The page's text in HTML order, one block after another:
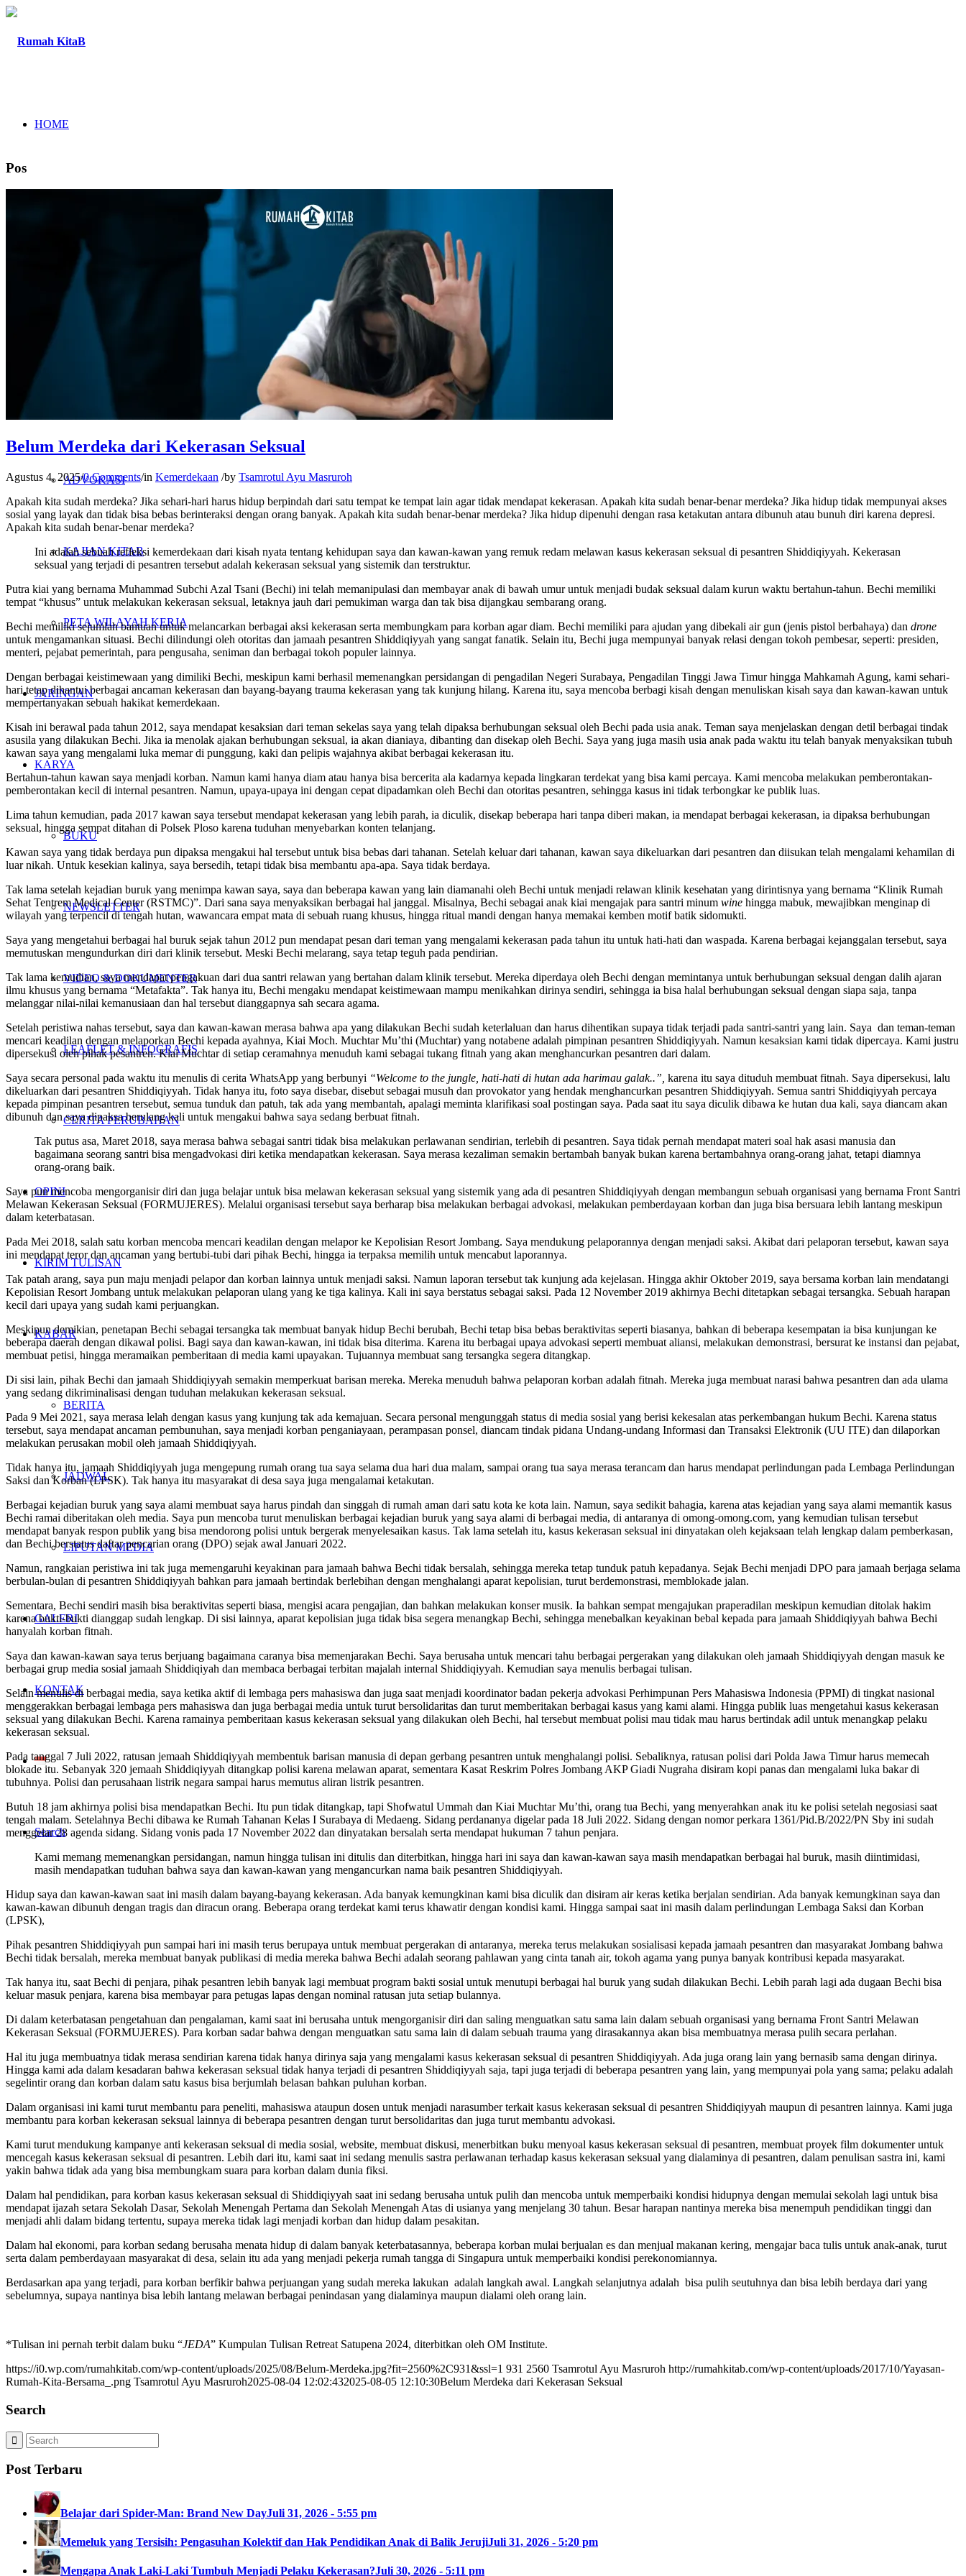
HOME
PROGRAM
ADVOKASI
KAJIAN KITAB
PETA WILAYAH KERJA
JARINGAN
KARYA
BUKU
NEWSLETTER
VIDEO & DOKUMENTER
LEAFLET & INFOGRAFIS
CERITA PERUBAHAN
OPINI
KIRIM TULISAN
KABAR
BERITA
JADWAL
LIPUTAN MEDIA
GALERI
KONTAK
Search
Pos
Belum Merdeka dari Kekerasan Seksual
Agustus 4, 2025/0 Comments/in Kemerdekaan /by Tsamrotul Ayu Masruroh
Apakah kita sudah merdeka? Jika sehari-hari harus hidup berpindah dari satu tempat ke tempat lain agar tidak mendapat kekerasan. Apakah kita sudah benar-benar merdeka? Jika hidup tidak mempunyai akses
sosial yang layak dan tidak bisa bebas berinteraksi dengan orang banyak. Apakah kita sudah benar-benar merdeka? Jika hidup dipenuhi dengan rasa ketakutan antara dibunuh atau bunuh diri karena depresi.
Apakah kita sudah benar-benar merdeka?
Ini adalah sebuah refleksi kemerdekaan dari kisah nyata tentang kehidupan saya dan kawan-kawan yang remuk redam melawan kasus kekerasan seksual di pesantren Shiddiqiyyah. Kekerasan
seksual yang terjadi di pesantren tersebut adalah kekerasan seksual yang sistemik dan terstruktur.
Putra kiai yang bernama Muhammad Subchi Azal Tsani (Bechi) ini telah memanipulasi dan membayar anak di bawah umur untuk menjadi budak seksual dalam kurun waktu bertahun-tahun. Bechi memiliki
tempat “khusus” untuk melakukan kekerasan seksual, letaknya jauh dari pemukiman warga dan tak bisa dijangkau sembarang orang.
Bechi memiliki sejumlah bantuan untuk melancarkan berbagai aksi kekerasan serta membungkam para korban agar diam. Bechi memiliki para ajudan yang dibekali air gun (jenis pistol berbahaya) dan drone
untuk mengamankan situasi. Bechi dilindungi oleh otoritas dan jamaah pesantren Shiddiqiyyah yang sangat fanatik. Selain itu, Bechi juga mempunyai banyak relasi dengan tokoh pembesar, seperti: presiden,
menteri, pejabat pemerintah, para pengusaha, seniman dan berbagai tokoh populer lainnya.
Dengan berbagai keistimewaan yang dimiliki Bechi, meskipun kami berhasil memenangkan persidangan di pengadilan Negeri Surabaya, Pengadilan Tinggi Jawa Timur hingga Mahkamah Agung, kami sehari-
hari tetap dihantui berbagai ancaman kekerasan dan bayang-bayang trauma kekerasan yang tak kunjung hilang. Karena itu, saya mencoba berbagi kisah dengan menuliskan kisah saya dan kawan-kawan untuk
mempertanyakan sebuah hakikat kemerdekaan.
Kisah ini berawal pada tahun 2012, saya mendapat kesaksian dari teman sekelas saya yang telah dipaksa berhubungan seksual oleh Bechi pada usia anak. Teman saya menjelaskan dengan detil berbagai tindak
asusila yang dilakukan Bechi. Jika ia menolak ajakan berhubungan seksual, ia akan dianiaya, dibanting dan disekap oleh Bechi. Saya yang juga masih usia anak pada waktu itu telah banyak menyaksikan tubuh
kawan saya yang mengalami luka memar di punggung, kaki dan pelipis wajahnya akibat berbagai kekerasan itu.
Bertahun-tahun kawan saya menjadi korban. Namun kami hanya diam atau hanya bisa bercerita ala kadarnya kepada lingkaran terdekat yang bisa kami percaya. Kami mencoba melakukan pemberontakan-
pemberontakan kecil di internal pesantren. Namun, upaya-upaya ini dengan cepat dipadamkan oleh Bechi dan otoritas pesantren, sehingga kasus ini tidak terbongkar ke publik luas.
Lima tahun kemudian, pada 2017 kawan saya tersebut mendapat kekerasan yang lebih parah, ia diculik, disekap beberapa hari tanpa diberi makan, ia mendapat berbagai kekerasan, ia dipaksa berhubungan
seksual, hingga sempat ditahan di Polsek Ploso karena tuduhan menyebarkan konten telanjang.
Kawan saya yang tidak berdaya pun dipaksa mengakui hal tersebut untuk bisa bebas dari tahanan. Setelah keluar dari tahanan, kawan saya dikeluarkan dari pesantren dan diisukan telah mengalami kehamilan di
luar nikah. Untuk kesekian kalinya, saya bersedih, tetapi tidak bisa membantu apa-apa. Saya tidak berdaya.
Tak lama setelah kejadian buruk yang menimpa kawan saya, saya dan beberapa kawan yang lain diamanahi oleh Bechi untuk menjadi relawan klinik kesehatan yang dirintisnya yang bernama “Klinik Rumah
Sehat Tentrem Medical Center (RSTMC)”. Dari sana saya menyaksikan berbagai hal janggal. Misalnya, Bechi sebagai anak kiai mengajak para santri minum wine hingga mabuk, mewajibkan menginap di
wilayah yang terpencil di tengah hutan, wawancara empat mata di sebuah ruang khusus, hingga ritual mandi dengan hanya memakai kemben motif batik sidomukti.
Saya yang mengetahui berbagai hal buruk sejak tahun 2012 pun mendapat pesan dari teman yang mengalami kekerasan pada tahun itu untuk hati-hati dan waspada. Karena berbagai kejanggalan tersebut, saya
memutuskan mengundurkan diri dari klinik tersebut. Meski Bechi melarang, saya tetap teguh pada pendirian.
Tak lama kemudian, saya mendapat pengakuan dari dua santri relawan yang bertahan dalam klinik tersebut. Mereka diperdaya oleh Bechi dengan memintanya untuk berhubungan seksual dengan dalih ajaran
ilmu khusus yang bernama “Metafakta”. Tak hanya itu, Bechi mengaku mendapat keistimewaan mampu menikahkan dirinya sendiri, sehingga ia bisa halal berhubungan seksual dengan siapa saja, tanpa
melanggar nilai-nilai kemanusiaan dan hal tersebut dianggapnya sah secara agama.
Setelah peristiwa nahas tersebut, saya dan kawan-kawan merasa bahwa apa yang dilakukan Bechi sudah keterlaluan dan harus dihentikan supaya tidak terjadi pada santri-santri yang lain. Saya dan teman-teman
mencari keadilan dengan melaporkan Bechi kepada ayahnya, Kiai Moch. Muchtar Mu’thi (Muchtar) yang notabene adalah pimpinan pesantren Shiddiqiyyah. Namun kesaksian kami tidak dipercaya. Kami justru
dipersekusi oleh pihak pesantren. Kiai Muchtar di setiap ceramahnya menuduh kami sebagai tukang fitnah yang akan menghancurkan pesantren dari dalam.
Saya secara personal pada waktu itu menulis di cerita WhatsApp yang berbunyi “Welcome to the jungle, hati-hati di hutan ada harimau galak..”, karena itu saya dituduh membuat fitnah. Saya dipersekusi, lalu
dikeluarkan dari pesantren Shiddiqiyyah. Tidak hanya itu, foto saya disebar, disebut sebagai musuh dan provokator yang hendak menghancurkan pesantren Shiddiqiyyah. Semua santri Shiddiqiyyah percaya
kepada pimpinan pesantren tersebut, semua tunduk dan patuh, tak ada yang membantah, apalagi meminta klarifikasi soal postingan saya. Pada saat itu saya diculik dibawa ke hutan dua kali, saya diancam akan
dibunuh dan saya dipaksa berulang kali untuk mengakui bahwa saya sedang berbuat fitnah.
Tak putus asa, Maret 2018, saya merasa bahwa sebagai santri tidak bisa melakukan perlawanan sendirian, terlebih di pesantren. Saya tidak pernah mendapat materi soal hak asasi manusia dan
bagaimana seorang santri bisa mengadvokasi diri ketika mendapatkan kekerasan. Saya merasa kezaliman semakin bertambah banyak bukan karena bertambahnya orang-orang jahat, tetapi diamnya
orang-orang baik.
Saya pun mencoba mengorganisir diri dan juga belajar untuk bisa melawan kekerasan seksual yang sistemik yang ada di pesantren Shiddiqiyyah dengan membangun sebuah organisasi yang bernama Front Santri
Melawan Kekerasan Seksual (FORMUJERES). Melalui organisasi tersebut saya berharap bisa melakukan berbagai advokasi, melakukan pemberdayaan korban dan juga bisa bersuara lebih lantang meskipun
dalam keterbatasan.
Pada Mei 2018, salah satu korban mencoba mencari keadilan dengan melapor ke Kepolisian Resort Jombang. Saya mendukung pelaporannya dengan menjadi saksi. Akibat dari pelaporan tersebut, kawan saya
ini mendapat teror dan ancaman yang bertubi-tubi dari pihak Bechi, hingga ia terpaksa memilih untuk mencabut laporannya.
Tak patah arang, saya pun maju menjadi pelapor dan korban lainnya untuk menjadi saksi. Namun laporan tersebut tak kunjung ada kejelasan. Hingga akhir Oktober 2019, saya bersama korban lain mendatangi
Kepolisian Resort Jombang untuk melakukan pelaporan ulang yang ke tiga kalinya. Kali ini saya berstatus sebagai saksi. Pada 12 November 2019 akhirnya Bechi ditetapkan sebagai tersangka. Sebuah harapan
kecil dari upaya yang sudah kami perjuangkan.
Meskipun demikian, penetapan Bechi sebagai tersangka tak membuat banyak hidup Bechi berubah, Bechi tetap bisa bebas beraktivitas seperti biasanya, bahkan di beberapa kesempatan ia bisa kunjungan ke
beberapa daerah dengan dikawal polisi. Bagi saya dan kawan-kawan, ini tidak bisa diterima. Karena itu berbagai upaya advokasi seperti membuat aliansi, melakukan demonstrasi, bersurat ke instansi dan pejabat,
membuat petisi, hingga meramaikan pemberitaan di media kami upayakan. Tujuannya membuat sang tersangka segera ditangkap.
Di sisi lain, pihak Bechi dan jamaah Shiddiqiyyah semakin memperkuat barisan mereka. Mereka menuduh bahwa pelaporan korban adalah fitnah. Mereka juga membuat narasi bahwa pesantren dan ada ulama
yang sedang dikriminalisasi dengan tuduhan melakukan kekerasan seksual.
Pada 9 Mei 2021, saya merasa lelah dengan kasus yang kunjung tak ada kemajuan. Secara personal mengunggah status di media sosial yang berisi kekesalan atas perkembangan hukum Bechi. Karena status
tersebut, saya mendapat ancaman pembunuhan, saya menjadi korban penganiayaan, perampasan ponsel, diancam tindak pidana Undang-undang Informasi dan Transaksi Elektronik (UU ITE) dan dilaporkan
melakukan perusakan mobil oleh jamaah Shiddiqiyyah.
Tidak hanya itu, jamaah Shiddiqiyyah juga mengepung rumah orang tua saya selama dua hari dua malam, sampai orang tua saya merasa terancam dan harus mendapat perlindungan pada Lembaga Perlindungan
Saksi dan Korban (LPSK). Tak hanya itu masyarakat di desa saya juga mengalamai ketakutan.
Berbagai kejadian buruk yang saya alami membuat saya harus pindah dan singgah di rumah aman dari satu kota ke kota lain. Namun, saya sedikit bahagia, karena atas kejadian yang saya alami memantik kasus
Bechi ramai diberitakan oleh media. Saya pun mencoba turut menuliskan berbagai kejadian buruk yang saya alami di berbagai media, di antaranya di omong-omong.com, yang kemudian tulisan tersebut
mendapat banyak respon publik yang bisa mendorong polisi untuk bergerak menyelesaikan kasus. Tak lama setelah itu, kasus kekerasan seksual ini dinyatakan oleh kejaksaan telah lengkap dalam pemberkasan,
dan Bechi berstatus daftar pencarian orang (DPO) sejak awal Januari 2022.
Namun, rangkaian peristiwa ini tak juga memengaruhi keyakinan para jamaah bahwa Bechi tidak bersalah, sehingga mereka tetap tunduk patuh kepadanya. Sejak Bechi menjadi DPO para jamaah berjaga selama
berbulan-bulan di pesantren Shiddiqiyyah bahkan para jamaah bertindak berlebihan dengan menghalangi aparat kepolisian, turut berdemonstrasi, memblokade jalan.
Sementara, Bechi sendiri masih bisa beraktivitas seperti biasa, mengisi acara pengajian, dan bahkan melakukan konser musik. Ia bahkan sempat mengajukan praperadilan meskipun kemudian ditolak hakim
karena bukti-bukti dianggap sudah lengkap. Di sisi lainnya, aparat kepolisian juga tidak bisa segera menangkap Bechi, sehingga menebalkan keyakinan bebal kepada para jamaah Shiddiqiyyah bahwa Bechi
hanyalah korban fitnah.
Saya dan kawan-kawan saya terus berjuang bagaimana caranya bisa memenjarakan Bechi. Saya berusaha untuk mencari tahu berbagai pergerakan yang dilakukan oleh jamaah Shiddiqiyyah dengan masuk ke
berbagai grup media sosial jamaah Shiddiqiyah dan membaca berbagai terbitan majalah internal Shiddiqiyyah. Kemudian saya menulis berbagai tulisan.
Selain menulis di berbagai media, saya ketika aktif di lembaga pers mahasiswa dan juga saat menjadi koordinator badan pekerja advokasi Perhimpunan Pers Mahasiswa Indonesia (PPMI) di tingkat nasional
menggerakkan berbagai lembaga pers mahasiswa dan juga berbagai media untuk turut bersolidaritas dan turut memberitakan berbagai kasus yang kami alami. Hingga publik luas mengetahui kasus kekerasan
seksual yang dilakukan Bechi. Karena ramainya pemberitaan kasus kekerasan seksual yang dilakukan oleh Bechi, hal tersebut membuat polisi mau tidak mau harus bertindak adil untuk menangkap pelaku
kekerasan seksual.
Pada tanggal 7 Juli 2022, ratusan jemaah Shiddiqiyyah membentuk barisan manusia di depan gerbang pesantren untuk menghalangi polisi. Sebaliknya, ratusan polisi dari Polda Jawa Timur harus memecah
blokade itu. Sebanyak 320 jemaah Shiddiqiyyah ditangkap polisi karena melawan aparat, sementara Kasat Reskrim Polres Jombang AKP Giadi Nugraha disiram kopi panas dan mengalami luka bakar di
tubuhnya. Polisi dan perusahaan listrik negara sampai harus memutus aliran listrik pesantren.
Butuh 18 jam akhirnya polisi bisa mendapatkan Bechi. Itu pun tidak ditangkap, tapi Shofwatul Ummah dan Kiai Muchtar Mu’thi, orang tua Bechi, yang menyerahkan anak itu ke polisi setelah negosiasi saat
tengah malam. Setelahnya Bechi dibawa ke Rumah Tahanan Kelas I Surabaya di Medaeng. Sidang perdananya digelar pada 18 Juli 2022. Sidang dengan nomor perkara 1361/Pid.B/2022/PN Sby ini sudah
menggelar 28 agenda sidang. Sidang vonis pada 17 November 2022 dan dinyatakan bersalah serta mendapat hukuman 7 tahun penjara.
Kami memang memenangkan persidangan, namun hingga tulisan ini ditulis dan diterbitkan, hingga hari ini saya dan kawan-kawan saya masih mendapatkan berbagai hal buruk, masih diintimidasi,
masih mendapatkan tuduhan bahwa saya dan kawan-kawan yang mengancurkan nama baik pesantren Shiddiqiyyah.
Hidup saya dan kawan-kawan saat ini masih dalam bayang-bayang kekerasan. Ada banyak kemungkinan kami bisa diculik dan disiram air keras ketika berjalan sendirian. Ada banyak kemungkinan saya dan
kawan-kawan dibunuh dengan tragis dan diracun orang. Beberapa orang terdekat kami terus khawatir dengan kondisi kami. Hingga sampai saat ini masih dalam perlindungan Lembaga Saksi dan Korban
(LPSK),
Pihak pesantren Shiddiqiyyah pun sampai hari ini masih terus berupaya untuk membuat pergerakan di antaranya, mereka terus melakukan sosialisasi kepada jamaah pesantren dan masyarakat Jombang bahwa
Bechi tidak bersalah, mereka membuat banyak publikasi di media mereka bahwa Bechi adalah seorang pahlawan yang cinta tanah air, tokoh agama yang punya banyak kontribusi kepada masyarakat.
Tak hanya itu, saat Bechi di penjara, pihak pesantren lebih banyak lagi membuat program bakti sosial untuk menutupi berbagai hal buruk yang sudah dilakukan Bechi. Lebih parah lagi ada dugaan Bechi bisa
keluar masuk penjara, karena bisa membayar para petugas lapas dengan nominal ratusan juta setiap bulannya.
Di dalam keterbatasan pengetahuan dan pengalaman, kami saat ini berusaha untuk mengorganisir diri dan saling menguatkan satu sama lain dalam sebuah organisasi yang bernama Front Santri Melawan
Kekerasan Seksual (FORMUJERES). Para korban sadar bahwa dengan menguatkan satu sama lain di dalam sebuah trauma yang dirasakannya akan bisa membuatnya merasa pulih secara perlahan.
Hal itu juga membuatnya tidak merasa sendirian karena tidak hanya dirinya saja yang mengalami kasus kekerasan seksual di pesantren Shiddiqiyyah. Ada juga orang lain yang bernasib sama dengan dirinya.
Hingga kami ada dalam kesadaran bahwa kekerasan seksual tidak hanya terjadi di pesantren Shiddiqiyyah saja, tapi juga terjadi di beberapa pesantren yang lain, yang mempunyai pola yang sama; pelaku adalah
segelintir orang dan korban dalam satu kasus bisa berjumlah belasan bahkan puluhan korban.
Dalam organisasi ini kami turut membantu para peneliti, mahasiswa ataupun dosen untuk menjadi narasumber terkait kasus kekerasan seksual di pesantren Shiddiqiyyah maupun di pesantren lainnya. Kami juga
membantu para korban kekerasan seksual lainnya di beberapa pesantren dengan turut bersolidaritas dan juga turut membantu advokasi.
Kami turut mendukung kampanye anti kekerasan seksual di media sosial, website, membuat diskusi, menerbitkan buku menyoal kasus kekerasan seksual di pesantren, membuat proyek film dokumenter untuk
mencegah kasus kekerasan seksual di pesantren. Lebih dari itu, kami saat ini sedang menulis sastra perlawanan terhadap kasus kekerasan seksual yang dialaminya di pesantren, dalam penulisan sastra ini, kami
yakin bahwa tidak ada yang bisa membungkam suara para korban dalam dunia fiksi.
Dalam hal pendidikan, para korban kasus kekerasan seksual di Shiddiqiyyah saat ini sedang berusaha untuk pulih dan mencoba untuk memperbaiki kondisi hidupnya dengan memulai sekolah lagi untuk bisa
mendapat ijazah setara Sekolah Dasar, Sekolah Menengah Pertama dan Sekolah Menengah Atas di usianya yang menjelang 30 tahun. Besar harapan nantinya mereka bisa menempuh pendidikan tinggi dan
menjadi ahli dalam bidang tertentu, supaya mereka tidak lagi menjadi korban dan hidup dalam pesakitan.
Dalam hal ekonomi, para korban sedang berusaha menata hidup di dalam banyak keterbatasannya, beberapa korban mulai berjualan es dan menjual makanan kering, mengajar baca tulis untuk anak-anak, turut
serta dalam pemberdayaan masyarakat di desa, selain itu ada yang menjadi pekerja rumah tangga di Singapura untuk memperbaiki kondisi perekonomiannya.
Berdasarkan apa yang terjadi, para korban berfikir bahwa perjuangan yang sudah mereka lakukan adalah langkah awal. Langkah selanjutnya adalah bisa pulih seutuhnya dan bisa lebih berdaya dari yang
sebelumnya, supaya nantinya bisa lebih lantang melawan berbagai penindasan yang dialaminya maupun dialami oleh orang lain.
*Tulisan ini pernah terbit dalam buku “JEDA” Kumpulan Tulisan Retreat Satupena 2024, diterbitkan oleh OM Institute.
https://i0.wp.com/rumahkitab.com/wp-content/uploads/2025/08/Belum-Merdeka.jpg?fit=2560%2C931&ssl=1 931 2560 Tsamrotul Ayu Masruroh http://rumahkitab.com/wp-content/uploads/2017/10/Yayasan-
Rumah-Kita-Bersama_.png Tsamrotul Ayu Masruroh2025-08-04 12:02:432025-08-05 12:10:30Belum Merdeka dari Kekerasan Seksual
Search
Post Terbaru
Belajar dari Spider-Man: Brand New DayJuli 31, 2026 - 5:55 pm
Memeluk yang Tersisih: Pengasuhan Kolektif dan Hak Pendidikan Anak di Balik JerujiJuli 31, 2026 - 5:20 pm
Mengapa Anak Laki-Laki Tumbuh Menjadi Pelaku Kekerasan?Juli 30, 2026 - 5:11 pm